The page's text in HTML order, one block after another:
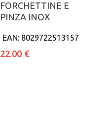
FORCHETTINE E
PINZA INOX
EAN: 8029722513157
22.00 €